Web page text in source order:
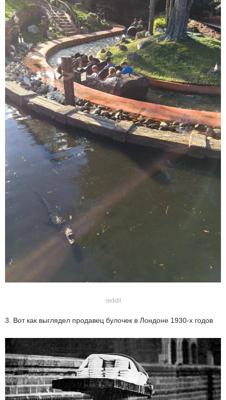
reddit
3. Вот как выглядел продавец булочек в Лондоне 1930-х годов